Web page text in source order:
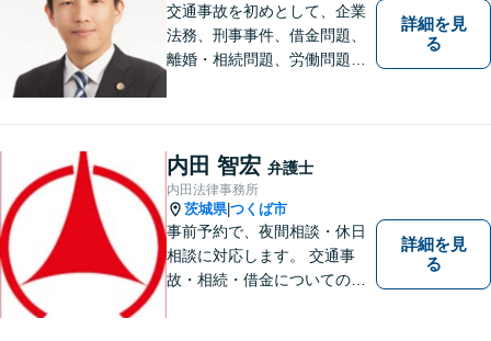
交通事故を初めとして、企業
法務、刑事事件、借金問題、
離婚・相続問題、労働問題そ
結果をご提供できるよう、誠
実・迅速・丁寧な事件処理を
心掛けています。
詳細を見
る
内田 智宏 弁護士
内田法律事務所
茨城県|つくば市
事前予約で、夜間相談・休日
相談に対応します。 交通事
故・相続・借金についてのご
詳細を見
る